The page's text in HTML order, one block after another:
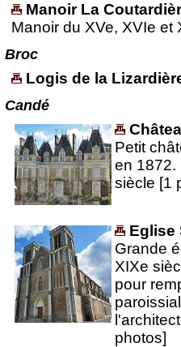
Manoir La
Manoir du XVe, XVIe et
Broc
Logis de la
Candé
Petit
en 1872.
siècle [1
Eglise
Grande
XIXe
pour
photos]